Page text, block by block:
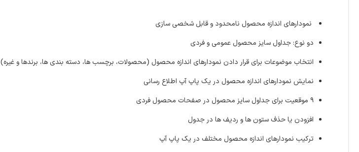
نمودارهای اندازه محصول نامحدود و قابل شخصی سازی
دو نوع: جداول سایز محصول عمومی و فردی
انتخاب موضوعات برای قرار دادن نمودارهای اندازه محصول (محصولات، برچسب ها، دسته بندی ها، برندها و غیره)
نمایش نمودارهای اندازه محصول در یک پاپ آپ اطلاع رسانی
۹ موقعیت برای جداول سایز محصول در صفحات محصول فردی
افزودن یا حذف ستون ها و ردیف ها در جدول
ترکیب نمودارهای اندازه محصول مختلف در یک پاپ آپ